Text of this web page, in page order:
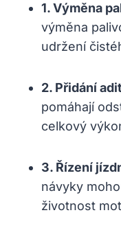
1. Výměna
výměna
udržení
2. Přidání
pomáhají
celkový
3. Řízení
návyky
životnost